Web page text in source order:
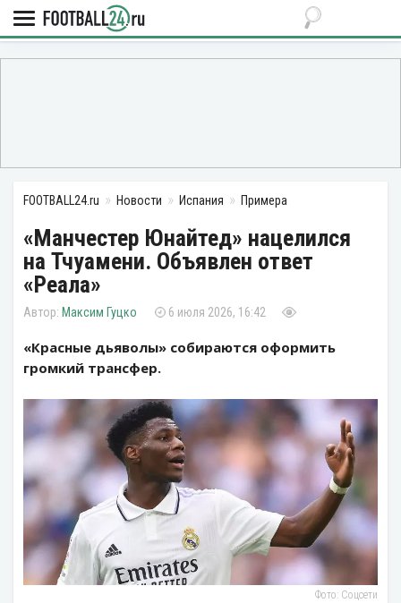
FOOTBALL24.ru Новости Испания Примера
«Манчестер Юнайтед» нацелился
на Тчуамени. Объявлен ответ
«Реала»
Максим Гуцко 6 июля 2026, 16:42
«Красные дьяволы» собираются оформить
громкий трансфер.
Фото: Соцсети